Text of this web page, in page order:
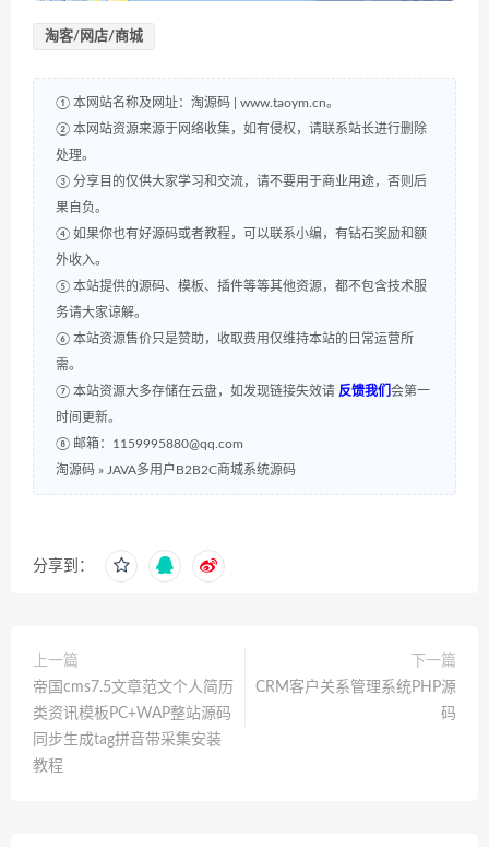
淘客/网店/商城
① 本网站名称及网址：淘源码 | www.taoym.cn。
② 本网站资源来源于网络收集，如有侵权，请联系站长进行删除
处理。
③ 分享目的仅供大家学习和交流，请不要用于商业用途，否则后
果自负。
④ 如果你也有好源码或者教程，可以联系小编，有钻石奖励和额
外收入。
⑤ 本站提供的源码、模板、插件等等其他资源，都不包含技术服
务请大家谅解。
⑥ 本站资源售价只是赞助，收取费用仅维持本站的日常运营所
需。
⑦ 本站资源大多存储在云盘，如发现链接失效请 反馈我们 会第一
时间更新。
⑧ 邮箱：1159995880@qq.com
淘源码 » JAVA多用户B2B2C商城系统源码
分享到：
上一篇
帝国cms7.5文章范文个人简历
类资讯模板PC+WAP整站源码
同步生成tag拼音带采集安装
教程
下一篇
CRM客户关系管理系统PHP源
码